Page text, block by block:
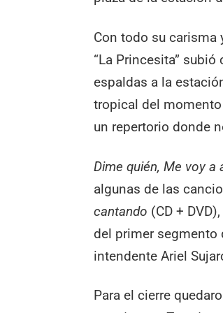
Con todo su carisma
“La Princesita”
espaldas a la
tropical del
un repertorio donde
Dime quién, Me voy
algunas de las
cantando (CD +
del primer segmento
intendente Ariel
Para el cierre